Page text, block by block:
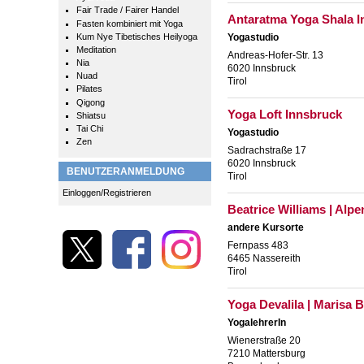
Fair Trade / Fairer Handel
Fasten kombiniert mit Yoga
Kum Nye Tibetisches Heilyoga
Meditation
Nia
Nuad
Pilates
Qigong
Shiatsu
Tai Chi
Zen
BENUTZERANMELDUNG
Einloggen/Registrieren
Antaratma Yoga Shala
Yogastudio
Andreas-Hofer-Str. 13
6020 Innsbruck
Tirol
Yoga Loft Innsbruck
Yogastudio
Sadrachstraße 17
6020 Innsbruck
Tirol
Beatrice Williams |
andere Kursorte
Fernpass 483
6465 Nassereith
Tirol
Yoga Devalila | Marisa
YogalehrerIn
Wienerstraße 20
7210 Mattersburg